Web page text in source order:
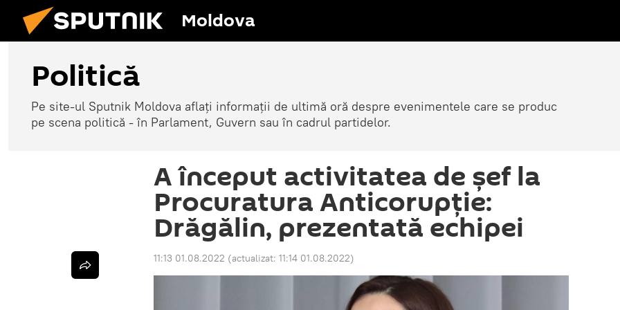
Moldova
Politică
Pe site-ul Sputnik Moldova aflați informații de ultimă oră despre evenimentele care se produc
pe scena politică - în Parlament, Guvern sau în cadrul partidelor.
A început activitatea de șef la
Procuratura Anticorupție:
Drăgălin, prezentată echipei
11:13 01.08.2022 (actualizat: 11:14 01.08.2022)